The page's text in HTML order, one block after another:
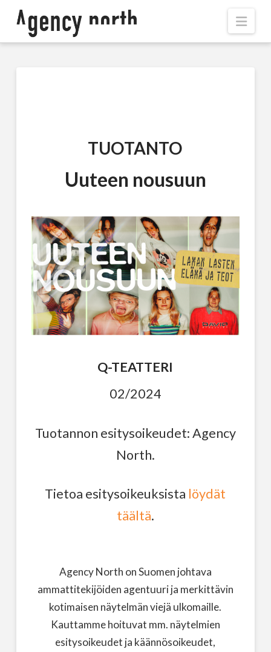
TUOTANTO
Uuteen nousuun
Q-TEATTERI
02/2024
Tuotannon esitysoikeudet: Agency
North.
Tietoa esitysoikeuksista löydät
täältä.
Agency North on Suomen johtava
ammattitekijöiden agentuuri ja merkittävin
kotimaisen näytelmän viejä ulkomaille.
Kauttamme hoituvat mm. näytelmien
esitysoikeudet ja käännösoikeudet,